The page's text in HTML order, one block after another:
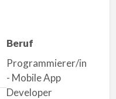
Beruf
Programmierer/in
- Mobile App
Developer